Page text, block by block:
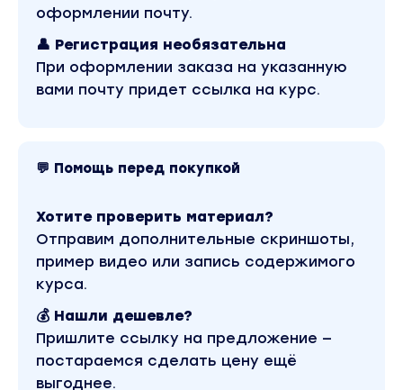
Практика «Работа с кармическими
В результате занятия вы:
Узнаете что такое кармические отношения,
кармических отношений
кармическими отношениями других людей
3 занятие: Работа с исцелением в Хрониках
Акаши
Причины возникновения болезней
Исцеление в ХА, основные этапы
оформлении почту.
👤 Регистрация необязательна
При оформлении заказа на указанную
вами почту придет ссылка на курс.
💬 Помощь перед покупкой
Хотите проверить материал?
Отправим дополнительные скриншоты,
пример видео или запись содержимого
курса.
💰 Нашли дешевле?
Пришлите ссылку на предложение —
постараемся сделать цену ещё
выгоднее.